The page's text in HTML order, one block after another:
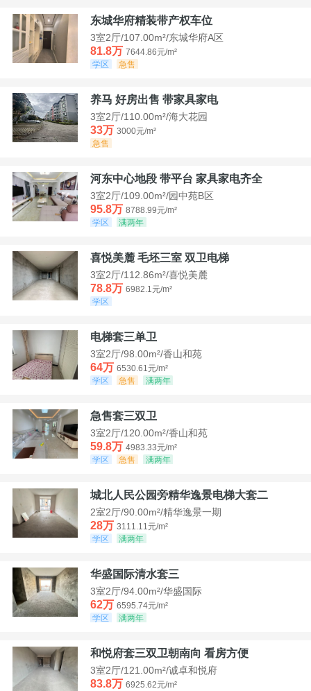
东城华府精装带产权车位
3室2厅/107.00m²/东城华府A区
81.8万 7644.86元/m²
学区
急售
养马 好房出售 带家具家电
3室2厅/110.00m²/海大花园
33万 3000元/m²
急售
河东中心地段 带平台 家具家电齐全
3室2厅/109.00m²/园中苑B区
95.8万 8788.99元/m²
学区
满两年
喜悦美麓 毛坯三室 双卫电梯
3室2厅/112.86m²/喜悦美麓
78.8万 6982.1元/m²
学区
电梯套三单卫
3室2厅/98.00m²/香山和苑
64万 6530.61元/m²
学区
急售 满两年
急售套三双卫
3室2厅/120.00m²/香山和苑
59.8万 4983.33元/m²
学区
急售 满两年
城北人民公园旁精华逸景电梯大套二
2室2厅/90.00m²/精华逸景一期
28万 3111.11元/m²
学区
满两年
华盛国际清水套三
3室2厅/94.00m²/华盛国际
62万 6595.74元/m²
学区
满两年
和悦府套三双卫朝南向 看房方便
3室2厅/121.00m²/诚卓和悦府
83.8万 6925.62元/m²